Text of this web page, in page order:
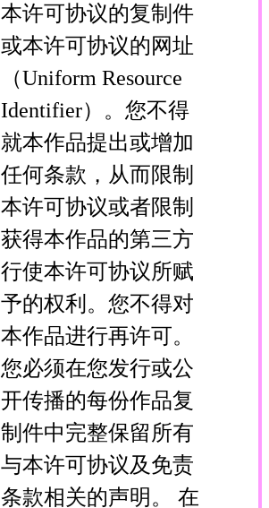
本许可协议的复制件
或本许可协议的网址
（Uniform Resource
Identifier）。您不得
就本作品提出或增加
任何条款，从而限制
本许可协议或者限制
获得本作品的第三方
行使本许可协议所赋
予的权利。您不得对
本作品进行再许可。
您必须在您发行或公
开传播的每份作品复
制件中完整保留所有
与本许可协议及免责
条款相关的声明。 在